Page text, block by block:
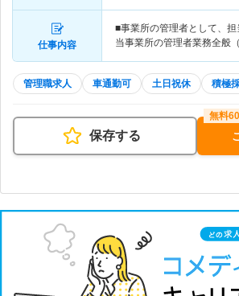
仕事内容
■事業所の管理者として、
当事業所の管理者業務全般
管理職求人 車通勤可 土日祝休 積極
保存する